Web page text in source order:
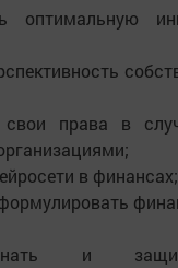
оптимальную
свои права в
в финансах;
и